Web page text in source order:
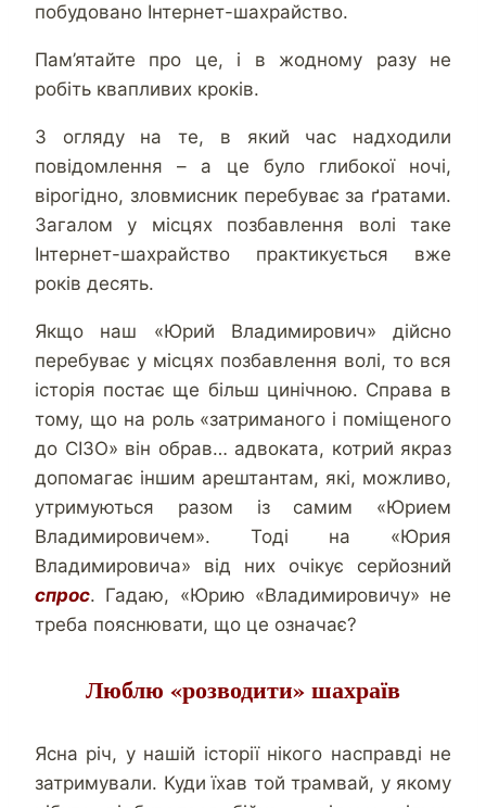
побудовано Інтернет-шахрайство.
Пам’ятайте про це, і в жодному разу не
робіть квапливих кроків.
З огляду на те, в який час надходили
повідомлення – а це було глибокої ночі,
вірогідно, зловмисник перебуває за ґратами.
Загалом у місцях позбавлення волі таке
Інтернет-шахрайство практикується вже
років десять.
Якщо наш «Юрий Владимирович» дійсно
перебуває у місцях позбавлення волі, то вся
історія постає ще більш цинічною. Справа в
тому, що на роль «затриманого і поміщеного
до СІЗО» він обрав… адвоката, котрий якраз
допомагає іншим арештантам, які, можливо,
утримуються разом із самим «Юрием
Владимировичем». Тоді на «Юрия
Владимировича» від них очікує серйозний
спрос. Гадаю, «Юрию «Владимировичу» не
треба пояснювати, що це означає?
Люблю «розводити» шахраїв
Ясна річ, у нашій історії нікого насправді не
затримували. Куди їхав той трамвай, у якому